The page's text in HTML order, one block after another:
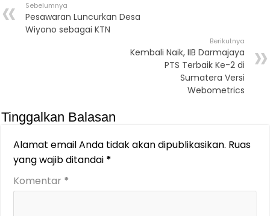
Sebelumnya
Pesawaran Luncurkan Desa
Wiyono sebagai KTN
Berikutnya
Kembali Naik, IIB Darmajaya
PTS Terbaik Ke-2 di
Sumatera Versi
Webometrics
Tinggalkan Balasan
Alamat email Anda tidak akan dipublikasikan. Ruas
yang wajib ditandai *
Komentar *